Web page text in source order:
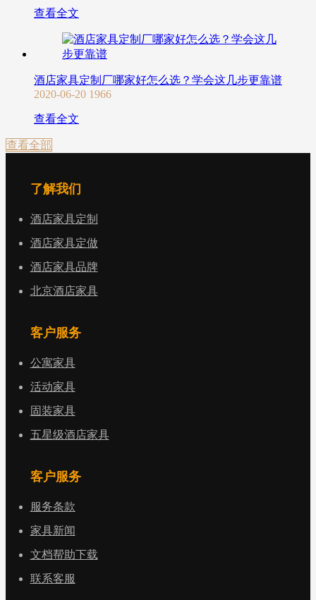
查看全文
酒店家具定制厂哪家好怎么选？学会这几步更靠谱
2020-06-20 1966
查看全文
查看全部
了解我们
酒店家具定制
酒店家具定做
酒店家具品牌
北京酒店家具
客户服务
公寓家具
活动家具
固装家具
五星级酒店家具
客户服务
服务条款
家具新闻
文档帮助下载
联系客服